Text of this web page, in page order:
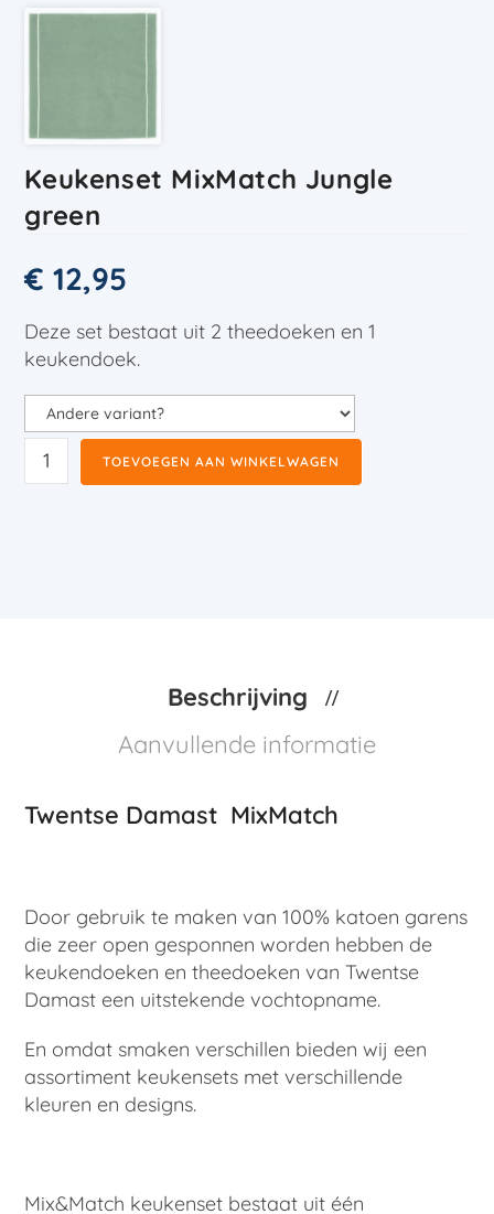
Keukenset MixMatch Jungle
green
€ 12,95
Deze set bestaat uit 2 theedoeken en 1
keukendoek.
TOEVOEGEN AAN WINKELWAGEN
Beschrijving
Aanvullende informatie
Twentse Damast MixMatch
Door gebruik te maken van 100% katoen garens
die zeer open gesponnen worden hebben de
keukendoeken en theedoeken van Twentse
Damast een uitstekende vochtopname.
En omdat smaken verschillen bieden wij een
assortiment keukensets met verschillende
kleuren en designs.
Mix&Match keukenset bestaat uit één